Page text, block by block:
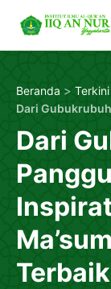
content
Beranda > Terkini
Dari